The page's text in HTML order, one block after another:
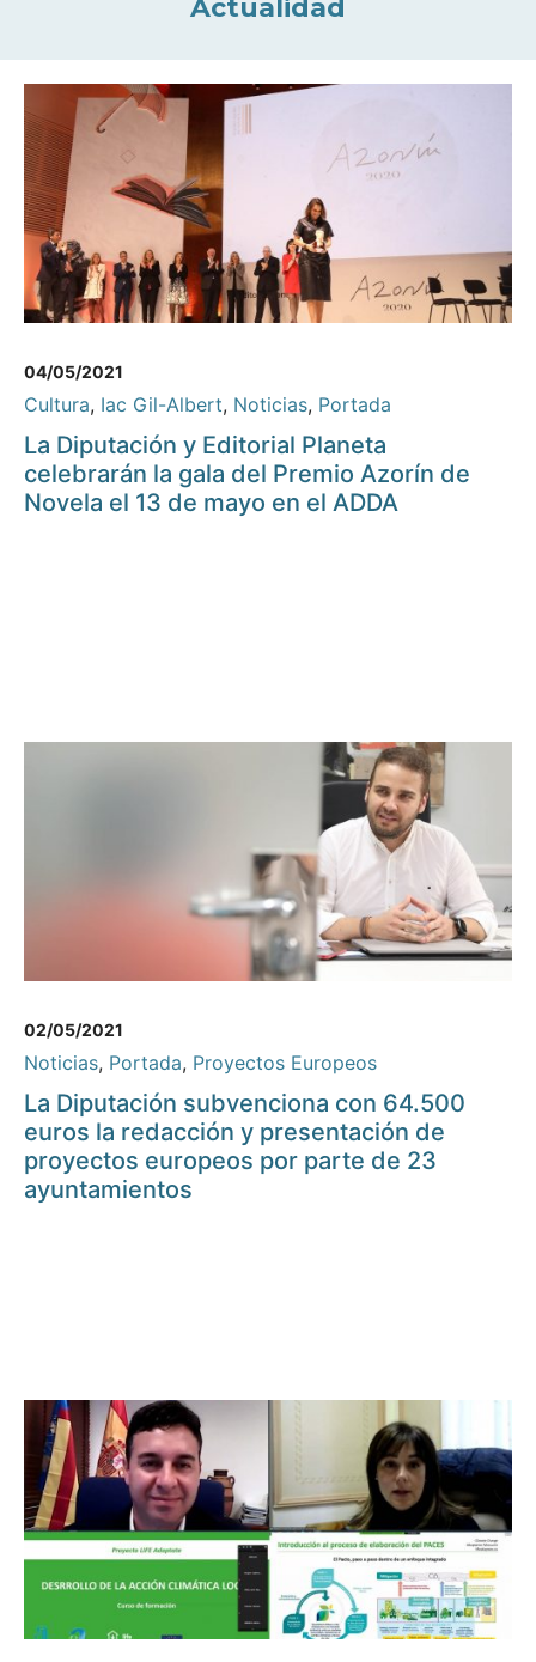
Actualidad
04/05/2021
Cultura, Iac Gil-Albert, Noticias, Portada
La Diputación y Editorial Planeta
celebrarán la gala del Premio Azorín de
Novela el 13 de mayo en el ADDA
02/05/2021
Noticias, Portada, Proyectos Europeos
La Diputación subvenciona con 64.500
euros la redacción y presentación de
proyectos europeos por parte de 23
ayuntamientos